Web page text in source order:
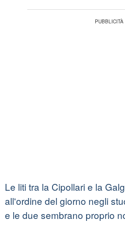
Le liti tra la Cipollari e la
all'ordine del giorno negli
e le due sembrano proprio